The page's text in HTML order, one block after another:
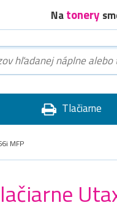
Natonery
Tlačiarne
MFP